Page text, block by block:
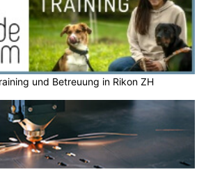
und Betreuung in Rikon ZH